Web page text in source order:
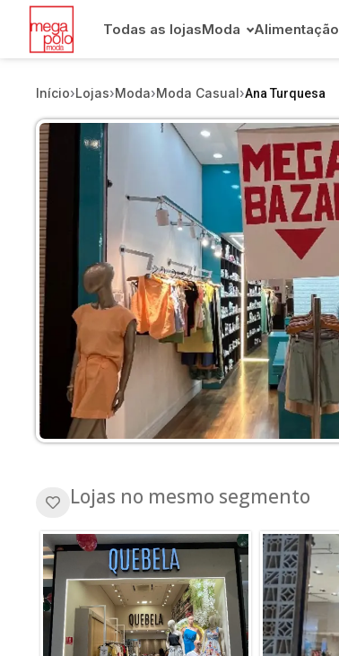
Todas as lojasModa Alimentação
Início›Lojas›Moda›Moda Casual›Ana Turquesa
Lojas no mesmo segmento